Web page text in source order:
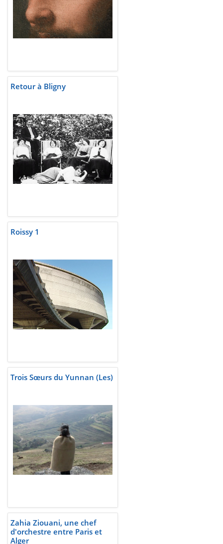
Retour à Bligny
Roissy 1
Trois Sœurs du Yunnan (Les)
Zahia Ziouani, une chef
d'orchestre entre Paris et
Alger